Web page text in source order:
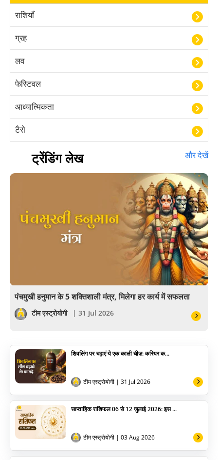
राशियाँ
ग्रह
लव
फेस्टिवल
आध्यात्मिकता
टैरो
हस्तरेखा शास्त्र
बॉलीवुड
खेल
वास्तु
सेलिब्रिटी
योग
अन्य
ट्रेंडिंग लेख और देखें
पंचमुखी हनुमान के 5 शक्तिशाली मंत्र, मिलेगा हर कार्य में सफलता
टीम एस्ट्रोयोगी | 31 Jul 2026
शिवलिंग पर चढ़ाएं ये एक काली चीज़: करियर क...
टीम एस्ट्रोयोगी | 31 Jul 2026
साप्ताहिक राशिफल 06 से 12 जुलाई 2026: इस ...
टीम एस्ट्रोयोगी | 03 Aug 2026